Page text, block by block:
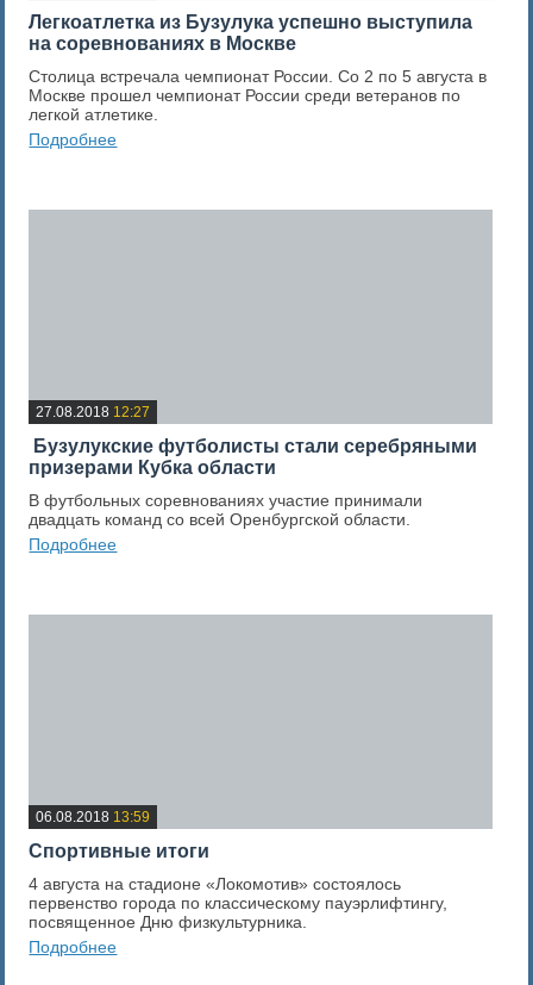
Легкоатлетка из Бузулука успешно выступила
на соревнованиях в Москве
Столица встречала чемпионат России. Со 2 по 5 августа в
Москве прошел чемпионат России среди ветеранов по
легкой атлетике.
Подробнее
27.08.2018 12:27
​ Бузулукские футболисты стали серебряными
призерами Кубка области
В футбольных соревнованиях участие принимали
двадцать команд со всей Оренбургской области.
Подробнее
06.08.2018 13:59
Спортивные итоги
4 августа на стадионе «Локомотив» состоялось
первенство города по классическому пауэрлифтингу,
посвященное Дню физкультурника.
Подробнее